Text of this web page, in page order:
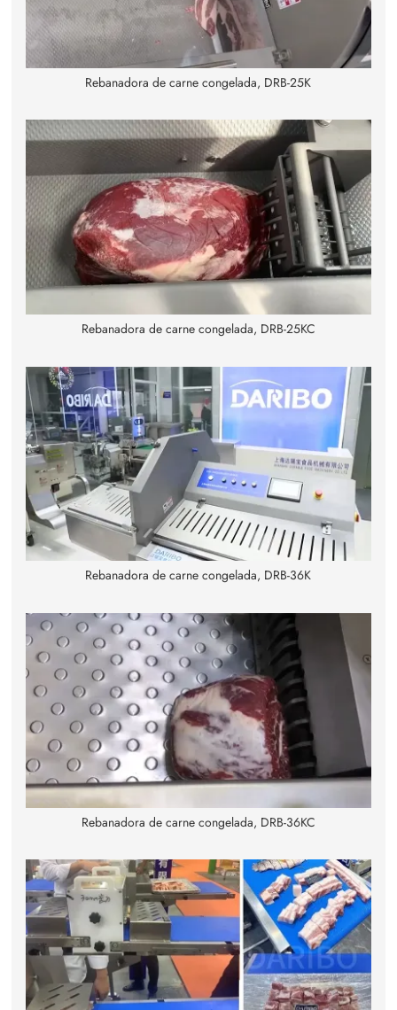
Rebanadora de carne congelada, DRB-25K
Rebanadora de carne congelada, DRB-25KC
Rebanadora de carne congelada, DRB-36K
Rebanadora de carne congelada, DRB-36KC